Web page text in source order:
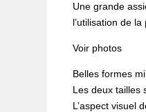
Une grande
l’utilisation de la
Voir photos
Belles formes
Les deux tailles
L’aspect visuel